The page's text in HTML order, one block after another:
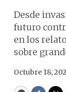
Desde
futuro
en los
sobre
Octubre 18,